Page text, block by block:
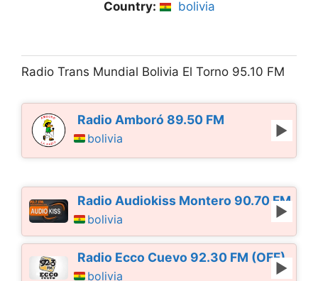
Country: bolivia
Radio Trans Mundial Bolivia El Torno 95.10 FM
Radio Amboró 89.50 FM
bolivia
Radio Audiokiss Montero 90.70 FM
bolivia
Radio Ecco Cuevo 92.30 FM (OFF)
bolivia